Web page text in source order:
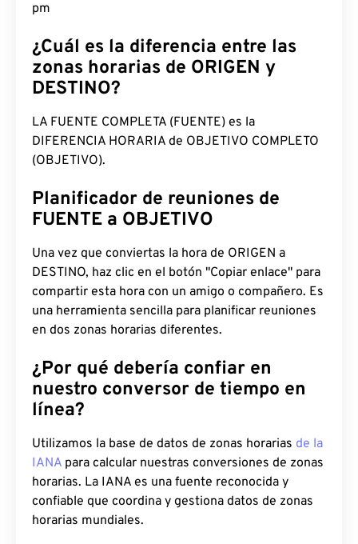
pm
¿Cuál es la diferencia entre las
zonas horarias de ORIGEN y
DESTINO?
LA FUENTE COMPLETA (FUENTE) es la
DIFERENCIA HORARIA de OBJETIVO COMPLETO
(OBJETIVO).
Planificador de reuniones de
FUENTE a OBJETIVO
Una vez que conviertas la hora de ORIGEN a
DESTINO, haz clic en el botón "Copiar enlace" para
compartir esta hora con un amigo o compañero. Es
una herramienta sencilla para planificar reuniones
en dos zonas horarias diferentes.
¿Por qué debería confiar en
nuestro conversor de tiempo en
línea?
Utilizamos la base de datos de zonas horarias de la
IANA para calcular nuestras conversiones de zonas
horarias. La IANA es una fuente reconocida y
confiable que coordina y gestiona datos de zonas
horarias mundiales.